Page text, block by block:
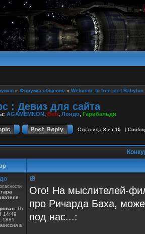
» Форумы общения » Welcome to free port Babylon
: Девиз для сайта
AGAMEMNON, Buh, Лондо, Гарибальди
Страница 3 из 15
[
Пт
14:49
1881
в
Ого! На мыслителей-
про Ричарда Баха,
под нас...: